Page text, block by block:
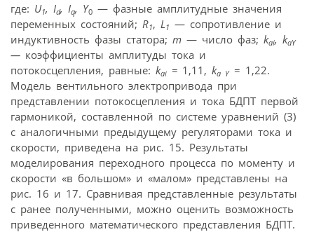
где: U1, Id, Iq, Y0 — фазные амплитудные значения
переменных состояний; R1, L 1 — сопротивление и
индуктивность фазы статора; m — число фаз; kai, kaY
— коэффициенты амплитуды тока и
потокосцепления, равные: kai = 1,11, ka Y= 1,22.
Модель вентильного электропривода при
представлении потокосцепления и тока БДПТ первой
гармоникой, составленной по системе уравнений (3)
с аналогичными предыдущему регуляторами тока и
скорости, приведена на рис. 15. Результаты
моделирования переходного процесса по моменту и
скорости «в большом» и «малом» представлены на
рис. 16 и 17. Сравнивая представленные результаты
с ранее полученными, можно оценить возможность
приведенного математического представления БДПТ.